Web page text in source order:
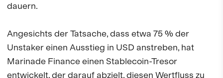
dauern.
Angesichts der Tatsache, dass etwa 75 % der
Unstaker einen Ausstieg in USD anstreben, hat
Marinade Finance einen Stablecoin-Tresor
entwickelt, der darauf abzielt, diesen Wertfluss zu